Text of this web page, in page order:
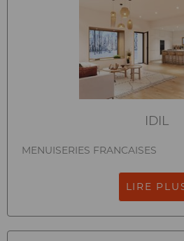
IDIL
MENUISERIES FRANCAISES
LIRE